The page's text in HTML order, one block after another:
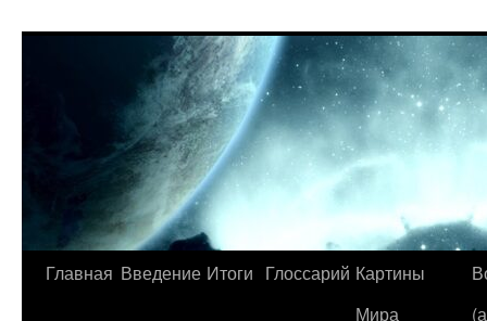
Главная Введение Итоги Глоссарий Картины
Мира